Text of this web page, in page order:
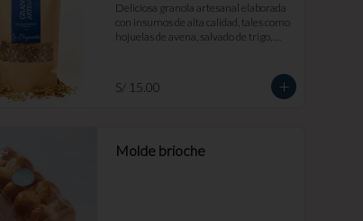
Deliciosa granola artesanal elaborada
con insumos de alta calidad, tales como
hojuelas de avena, salvado de trigo,
S/ 15.00
Molde brioche